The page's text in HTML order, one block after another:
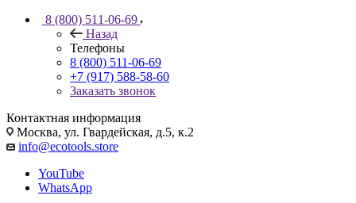
8 (800) 511-06-69
Назад
Телефоны
8 (800) 511-06-69
+7 (917) 588-58-60
Заказать звонок
Контактная информация
Москва, ул. Гвардейская, д.5, к.2
info@ecotools.store
YouTube
WhatsApp